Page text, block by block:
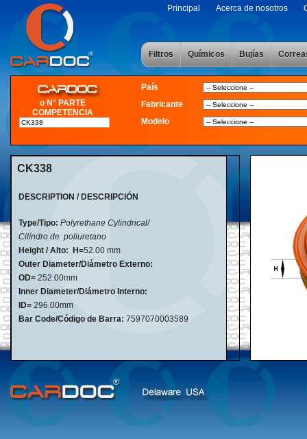
Principal Acerca de nosotros
Filtros Químicos Bujías
o N° PARTE
COMPETENCIA
País
Fabricante
Modelo
CK338
DESCRIPTION / DESCRIPCIÓN
Type/Tipo: Polyrethane Cylindrical/
Cilíndro de poliuretano
Height / Alto:
H=52.00 mm
Outer Diameter/Diámetro Externo:
OD= 252.00mm
Inner Diameter/Diámetro Interno:
ID= 296.00mm
Bar Code/Código de Barra: 7597070003589